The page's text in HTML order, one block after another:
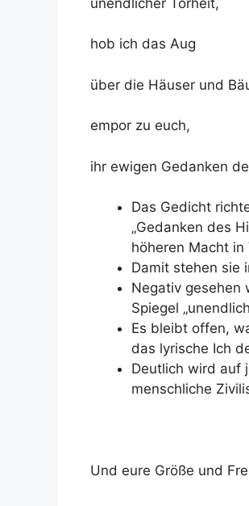
hob ich das Aug
über die Häuser und
empor zu euch,
ihr ewigen Gedanken
Das Gedicht
„Gedanken des
höheren Macht in
Damit stehen sie
Negativ gesehen
Spiegel
Es bleibt offen,
das lyrische Ich
Deutlich wird auf
menschliche
Und eure Größe und